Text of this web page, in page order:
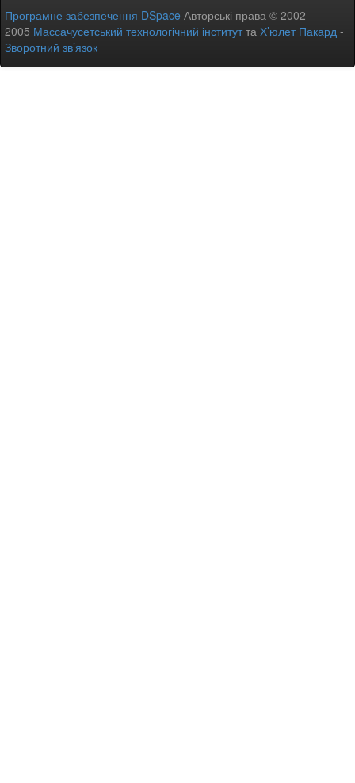
Програмне забезпечення DSpace Авторські права © 2002-
2005 Массачусетський технологічний інститутта Х’юлет Пакард -
Зворотний зв’язок